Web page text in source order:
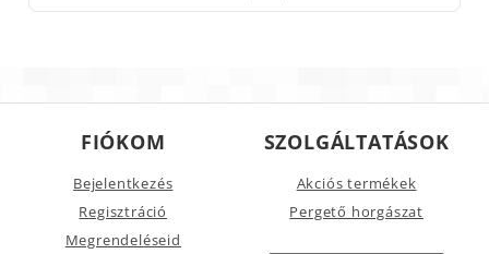
FIÓKOM
Bejelentkezés
Regisztráció
Megrendeléseid
SZOLGÁLTATÁSOK
Akciós termékek
Pergető horgászat